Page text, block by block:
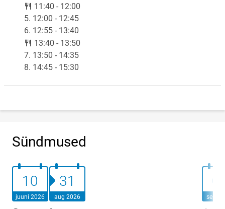
lunch
11:40 - 12:00
5. 12:00 - 12:45
6. 12:55 - 13:40
lunch
13:40 - 13:50
7. 13:50 - 14:35
8. 14:45 - 15:30
Sündmused
10.juuni 2026
10
juuni 2026
31.august 2026
31
aug 2026 sept